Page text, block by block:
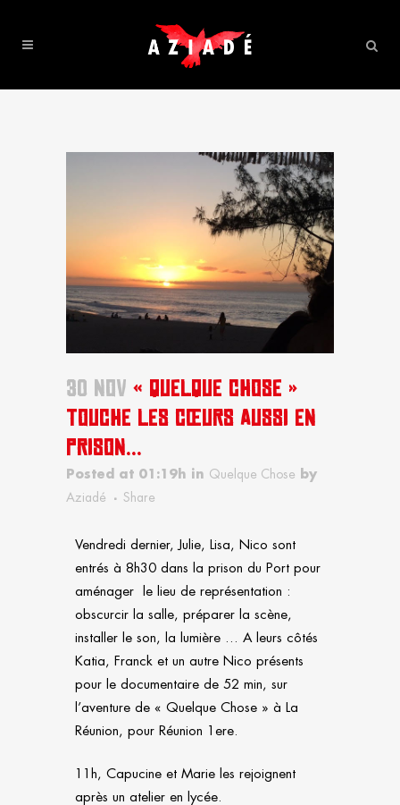
30 NOV « QUELQUE CHOSE »
TOUCHE LES CŒURS AUSSI EN
PRISON…
Posted at 01:19h in Quelque Chose
by
Aziadé
Share
Vendredi dernier, Julie, Lisa, Nico sont
entrés à 8h30 dans la prison du Port pour
aménager le lieu de représentation :
obscurcir la salle, préparer la scène,
installer le son, la lumière … A leurs côtés
Katia, Franck et un autre Nico présents
pour le documentaire de 52 min, sur
l’aventure de « Quelque Chose » à La
Réunion, pour Réunion 1ere.
11h, Capucine et Marie les rejoignent
après un atelier en lycée.